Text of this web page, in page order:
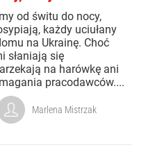
od świtu do nocy,
każdy uciułany
na Ukrainę. Choć
słaniają się
na harówkę ani
pracodawców....
Marlena Mistrzak